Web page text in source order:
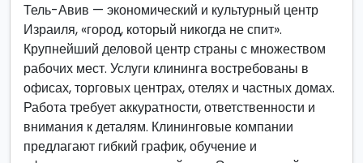
Тель-Авив — экономический и культурный центр
Израиля, «город, который никогда не спит».
Крупнейший деловой центр страны с множеством
рабочих мест. Услуги клининга востребованы в
офисах, торговых центрах, отелях и частных домах.
Работа требует аккуратности, ответственности и
внимания к деталям. Клининговые компании
предлагают гибкий график, обучение и